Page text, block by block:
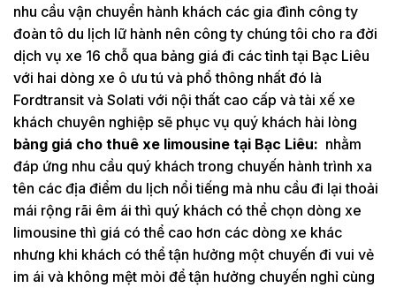
nhu cầu vận chuyển hành khách các gia đình công ty
đoàn tô du lịch lữ hành nên công ty chúng tôi cho ra đời
dịch vụ xe 16 chỗ qua bảng giá đi các tỉnh tại Bạc Liêu
với hai dòng xe ô ưu tú và phổ thông nhất đó là
Fordtransit và Solati với nội thất cao cấp và tài xế xe
khách chuyên nghiệp sẽ phục vụ quý khách hài lòng
bảng giá cho thuê xe limousine tại Bạc Liêu: nhằm
đáp ứng nhu cầu quý khách trong chuyến hành trình xa
tên các địa điểm du lịch nổi tiếng mà nhu cầu đi lại thoải
mái rộng rãi êm ái thì quý khách có thể chọn dòng xe
limousine thì giá có thể cao hơn các dòng xe khác
nhưng khi khách có thể tận hưởng một chuyến đi vui vẻ
im ái và không mệt mỏi để tận hưởng chuyến nghỉ cùng